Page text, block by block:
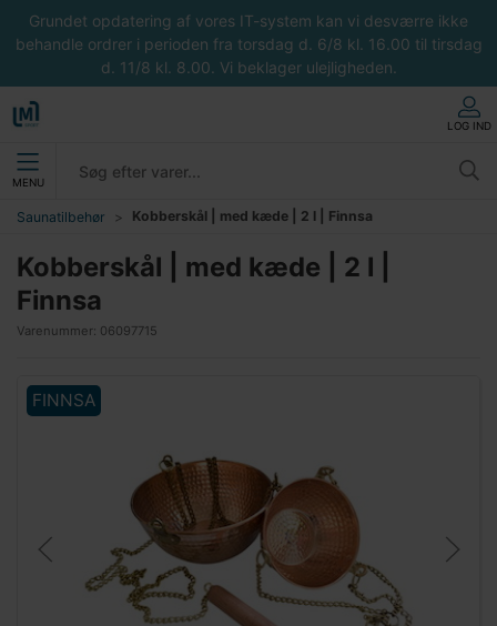
Grundet opdatering af vores IT-system kan vi desværre ikke
behandle ordrer i perioden fra torsdag d. 6/8 kl. 16.00 til tirsdag
d. 11/8 kl. 8.00. Vi beklager ulejligheden.
LOG IND
MENU
Saunatilbehør Kobberskål | med kæde | 2 l | Finnsa
Kobberskål | med kæde | 2 l |
Finnsa
Varenummer: 06097715
FINNSA